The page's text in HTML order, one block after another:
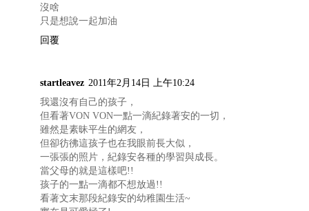
沒啥
只是想說一起加油
回覆
startleavez 2011年2月14日 上午10:24
我還沒有自己的孩子，
但看著VON VON一點一滴紀錄著安的一切，
雖然是素昧平生的網友，
但卻彷彿這孩子也在我眼前長大似，
一張張的照片，紀錄安各種的學習與成長。
當父母的就是這樣吧!!
孩子的一點一滴都不想放過!!
看著文末那段紀錄安的幼稚園生活~